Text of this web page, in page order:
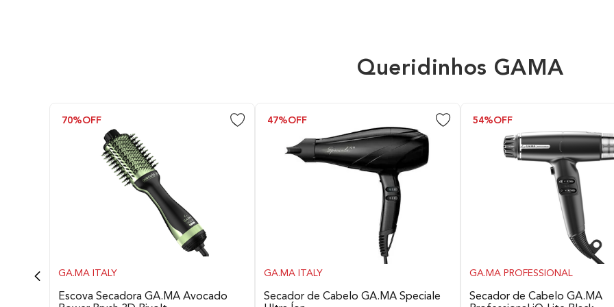
Sim
Autonomia de Bateria
Tempo de Carga
Quantidade de Pentes
Acessórios
Base de carregamento, óleo
Queridinhos GAMA
GA.MA ITALY
Escova Secadora GA.MA Avocado
70%OFF
GA.MA ITALY
Secador de Cabelo GA.MA Speciale
47%OFF
GA.MA PROFESSIONAL
Secador de Cabelo GA.MA
54%OFF